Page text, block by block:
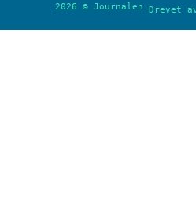
2026 © Journalen Drevet